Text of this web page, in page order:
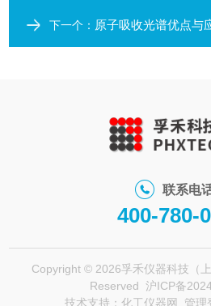
下一个： 原子吸收光谱优点与
联系电
400-780-
Copyright © 2026孚禾仪器科技（
Reserved 沪ICP备
技术支持： 化工仪器网 管理